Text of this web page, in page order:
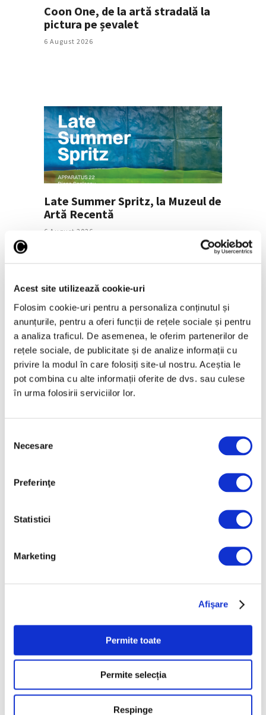
Acest site utilizează cookie-uri
Folosim cookie-uri pentru a personaliza conținutul și
anunțurile, pentru a oferi funcții de rețele sociale și pentru
a analiza traficul. De asemenea, le oferim partenerilor de
rețele sociale, de publicitate și de analize informații cu
privire la modul în care folosiți site-ul nostru. Aceștia le
pot combina cu alte informații oferite de dvs. sau culese
în urma folosirii serviciilor lor.
consimțământului
Necesare
Preferinţe
Statistici
Marketing
Afişare
Permite toate
Permite selecția
Respinge
Coon One, de la artă stradală la
pictura pe șevalet
6 August 2026
Late Summer Spritz, la Muzeul de
Artă Recentă
6 August 2026
Nou spațiu dedicat artei
Articole recente